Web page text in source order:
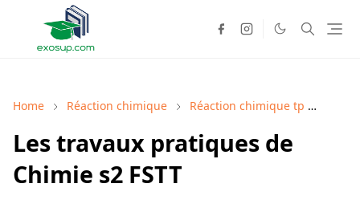
Home Réaction chimique Réaction chimique tp
Les travaux pratiques de
Chimie s2 FSTT